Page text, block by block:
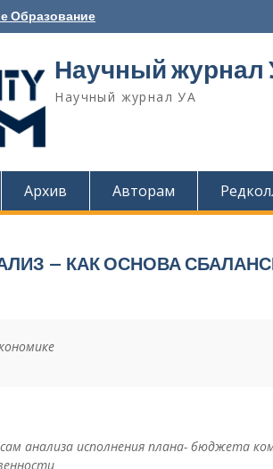
Образование
Научный журнал
Научный журнал УА
Архив Авторам
– КАК ОСНОВА
анализа исполнения плана- бюджета